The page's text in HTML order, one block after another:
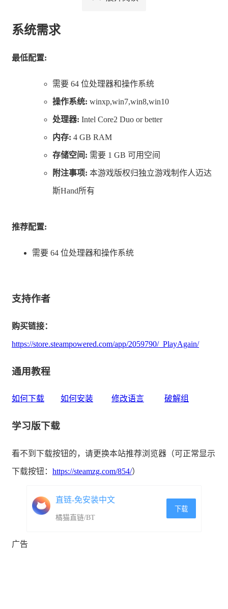
动游戏。
1-3分钟，请耐心等待！
【玩家交流与BUG反馈】
微信公众号：滑稽游戏工作室
微博：迈达斯Hand
TAPTAP：滑稽工作室
B站：迈达斯Hand
再刷一把 1群（3000人大群）:172956105
再刷一把 2群（2000人大群）:753293402
再刷一把 4群（2000人大群）:559099946
系统需求
最低配置:
需要 64 位处理器和操作系统
操作系统: winxp,win7,win8,win10
处理器: Intel Core2 Duo or better
内存: 4 GB RAM
存储空间: 需要 1 GB 可用空间
附注事项: 本游戏版权归独立游戏制作人迈达
斯Hand所有
推荐配置:
需要 64 位处理器和操作系统
支持作者
购买链接：
https://store.steampowered.com/app/2059790/_PlayAgain/
通用教程
如何下载 如何安装 修改语言 破解组
学习版下载
看不到下载按钮的，请更换本站推荐浏览器（可正常显示
下载按钮： https://steamzg.com/854/）
直链-免安装中文
橘猫直链/BT
下载
广告